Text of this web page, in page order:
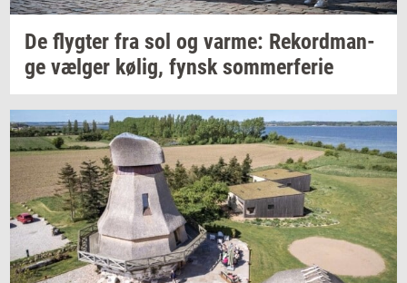
De flyg­ter fra sol og varme: Re­kord­man­
ge væl­ger kølig, fynsksom­mer­fe­rie